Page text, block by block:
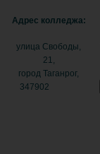
Адрес колледжа:
улица Свободы,
21,
город Таганрог,
347902